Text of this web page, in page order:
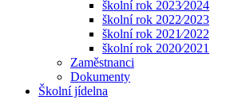
školní rok 2023⁄2024
školní rok 2022⁄2023
školní rok 2021⁄2022
školní rok 2020⁄2021
Zaměstnanci
Dokumenty
Školní jídelna